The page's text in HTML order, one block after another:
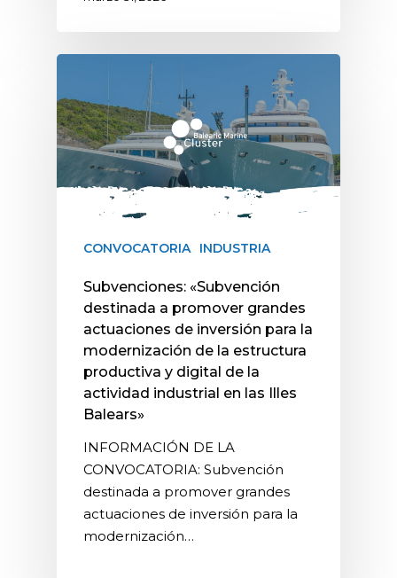
CONVOCATORIA INDUSTRIA
Subvenciones: «Subvención
destinada a promover grandes
actuaciones de inversión para la
modernización de la estructura
productiva y digital de la
actividad industrial en las Illes
Balears»
INFORMACIÓN DE LA
CONVOCATORIA: Subvención
destinada a promover grandes
actuaciones de inversión para la
modernización…